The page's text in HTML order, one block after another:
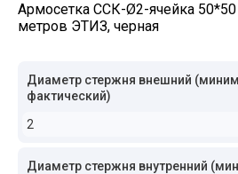
Армосетка ССК-Ø2-ячейка
метров ЭТИЗ, черная
Диаметр стержня внешний
фактический)
2
Диаметр стержня внутренний